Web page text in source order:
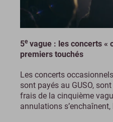
5e vague : les concerts «
premiers touchés
Les concerts
sont payés au GUSO,
frais de la cinquième
annulations